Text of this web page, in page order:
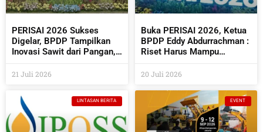
PERISAI 2026 Sukses
Digelar, BPDP Tampilkan
Inovasi Sawit dari Pangan,
Teknologi AI
21 Juli 2026
Buka PERISAI 2026, Ketua
BPDP Eddy Abdurrachman :
Riset Harus Mampu
Industri Sekaligus
Masyarakat
20 Juli 2026
LINTASAN BERITA EVENT